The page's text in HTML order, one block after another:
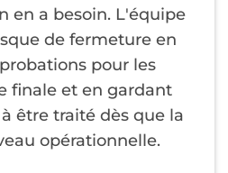
en a besoin. L'équipe
de fermeture en
pour les
finale et en gardant
être traité dès que la
opérationnelle.